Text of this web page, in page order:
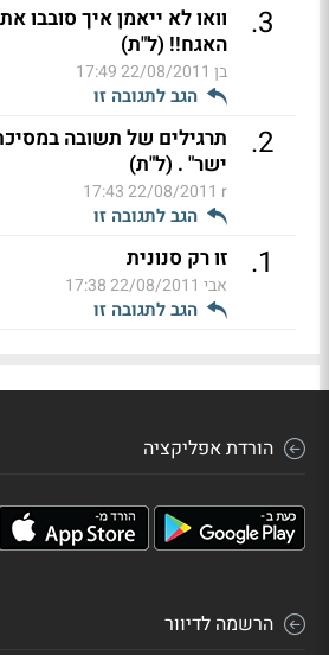
3
.
וואו לא ייאמן איך סובבו
האגח!! (ל"ת)
בן 22/08/2011 17:49
הגב לתגובה זו
2
.
תרגילים של תשובה
ישר" . (ל"ת)
r
22/08/2011 17:43
הגב לתגובה זו
1
. זו רק סנונית
אבי 22/08/2011 17:38
הגב לתגובה זו
הורדת אפליקציה
הרשמה לדיוור